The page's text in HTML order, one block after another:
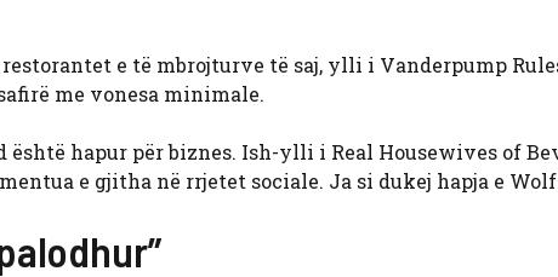
e të mbrojturve të saj, ylli i Vanderpump
me vonesa minimale.
hapur për biznes. Ish-ylli i Real Housewives of
e gjitha në rrjetet sociale. Ja si dukej hapja e